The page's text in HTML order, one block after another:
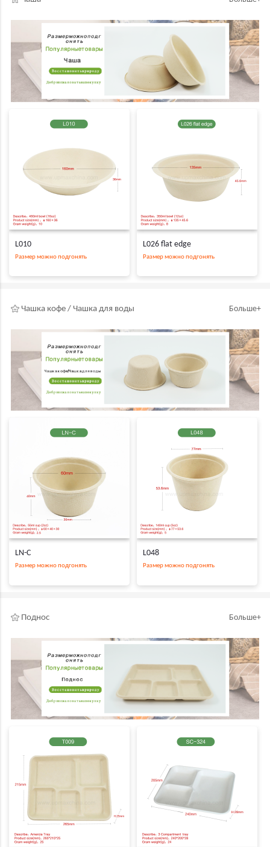
L010
Размер можно подгонять
L026 flat edge
Размер можно подгонять
Чашка кофе / Чашка для воды Больше+
LN-C
Размер можно подгонять
L048
Размер можно подгонять
Поднос Больше+